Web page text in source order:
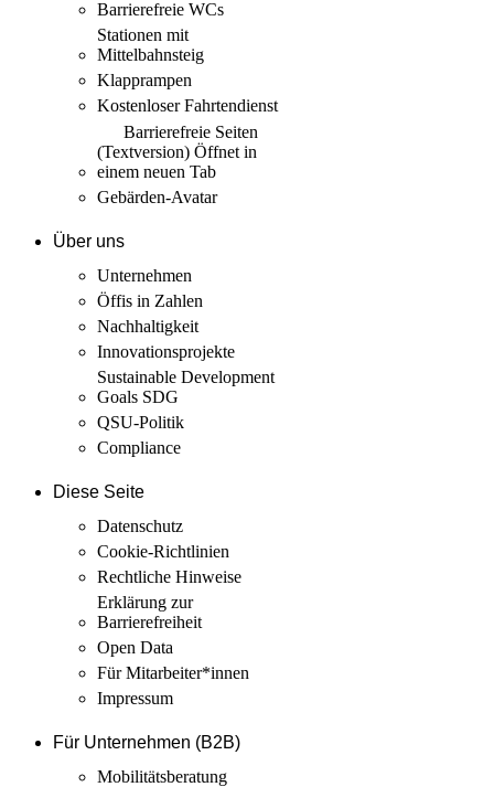
Barrierefreie WCs
Stationen mit
Mittelbahnsteig
Klapprampen
Kostenloser Fahrtendienst
Barrierefreie Seiten
(Textversion) Öffnet in
einem neuen Tab
Gebärden-Avatar
Über uns
Unternehmen
Öffis in Zahlen
Nachhaltigkeit
Innovations­projekte
Sustainable Development
Goals SDG
QSU-Politik
Compliance
Diese Seite
Datenschutz
Cookie-Richtlinien
Rechtliche Hinweise
Erklärung zur
Barrierefreiheit
Open Data
Für Mitarbeiter­*innen
Impressum
Für Unternehmen (B2B)
Mobilitäts­beratung